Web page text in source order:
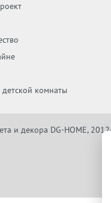
комнаты
и декора DG-HOME,